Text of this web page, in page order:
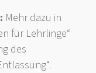
Mehr dazu in
für Lehrlinge“
des